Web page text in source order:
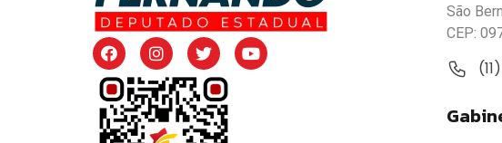
São
CEP: